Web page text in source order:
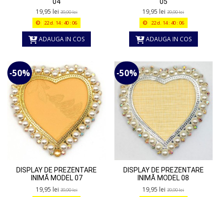
19,95 lei39,90 lei
22d. 14:40:06
ADAUGA IN COS
19,95 lei39,90 lei
22d. 14: 40: 06
ADAUGA IN COS
-50%
DISPLAY DE PREZENTARE
INIMĂ MODEL 07
19,95 lei 39,90 lei
-50%
DISPLAY DE PREZENTARE
INIMĂ MODEL 08
19,95 lei39,90 lei